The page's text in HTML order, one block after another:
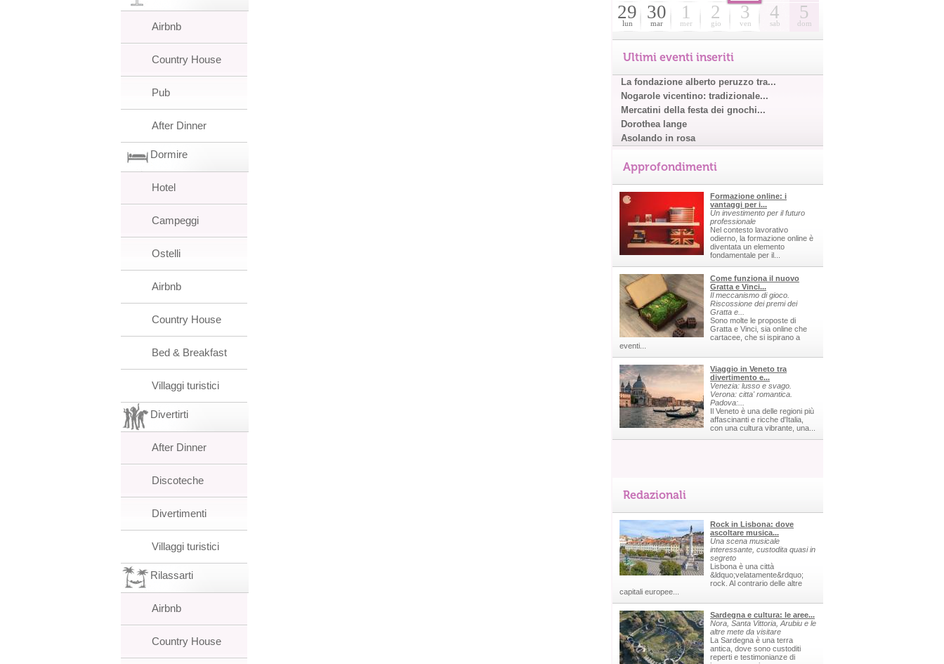
Airbnb
Country House
Pub
After Dinner
Dormire
Hotel
Campeggi
Ostelli
Airbnb
Country House
Bed & Breakfast
Villaggi turistici
Divertirti
After Dinner
Discoteche
Divertimenti
Villaggi turistici
Rilassarti
Airbnb
Country House
29
lun
30
mar
1
mer
2
gio
3
ven
4
sab
5
dom
Ultimi eventi inseriti
La fondazione alberto peruzzo tra...
Nogarole vicentino: tradizionale...
Mercatini della festa dei gnochi...
Dorothea lange
Asolando in rosa
Approfondimenti
Formazione online: i
vantaggi per i...
Un investimento per il futuro
professionale
Nel contesto lavorativo
odierno, la formazione online è
diventata un elemento
fondamentale per il...
Come funziona il nuovo
Gratta e Vinci...
Il meccanismo di gioco.
Riscossione dei premi dei
Gratta e...
Sono molte le proposte di
Gratta e Vinci, sia online che
cartacee, che si ispirano a
eventi...
Viaggio in Veneto tra
divertimento e...
Venezia: lusso e svago.
Verona: citta' romantica.
Padova:...
Il Veneto è una delle regioni più
affascinanti e ricche d'Italia,
con una cultura vibrante, una...
Redazionali
Rock in Lisbona: dove
ascoltare musica...
Una scena musicale
interessante, custodita quasi in
segreto
Lisbona è una città
&ldquo;velatamente&rdquo;
rock. Al contrario delle altre
capitali europee...
Sardegna e cultura: le aree...
Nora, Santa Vittoria, Arubiu e le
altre mete da visitare
La Sardegna è una terra
antica, dove sono custoditi
reperti e testimonianze di